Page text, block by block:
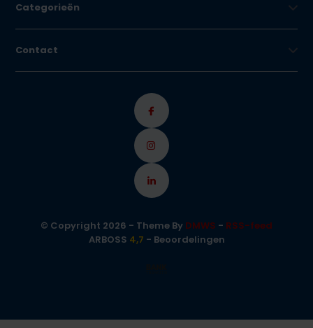
Categorieën
Contact
© Copyright 2026 - Theme By DMWS - RSS-feed
ARBOSS 4,7 - Beoordelingen